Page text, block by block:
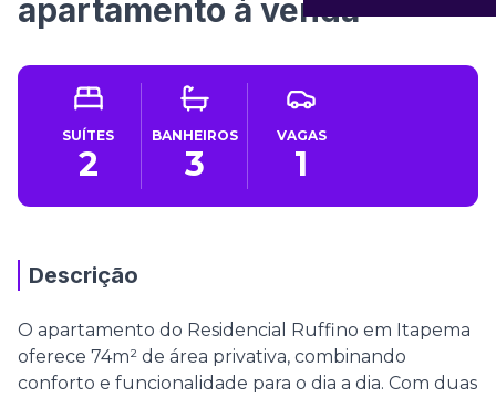
apartamento à venda
SUÍTES
2
BANHEIROS
3
VAGAS
1
Descrição
O apartamento do Residencial Ruffino em Itapema
oferece 74m² de área privativa, combinando
conforto e funcionalidade para o dia a dia. Com duas